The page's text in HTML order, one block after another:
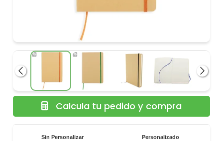
Anterior
Sin Personalizar
Personalizado
Calcula tu pedido y compra